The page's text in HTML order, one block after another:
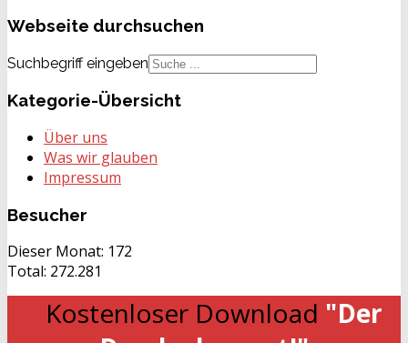
Webseite durchsuchen
Suchbegriff eingeben
Kategorie-Übersicht
Über uns
Was wir glauben
Impressum
Besucher
Dieser Monat: 172
Total: 272.281
Kostenloser Download "Der